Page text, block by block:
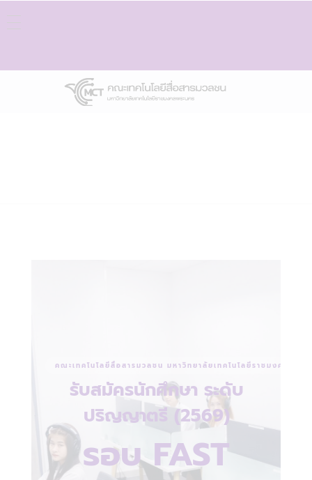
คณะเทคโนโลยีสื่อสารมวลชน มหาวิทยาลัยเทคโนโลยีราชมงคลพระน
รับสมัครนักศึกษา ระดับ
ปริญญาตรี (2569)
รอบ FAST